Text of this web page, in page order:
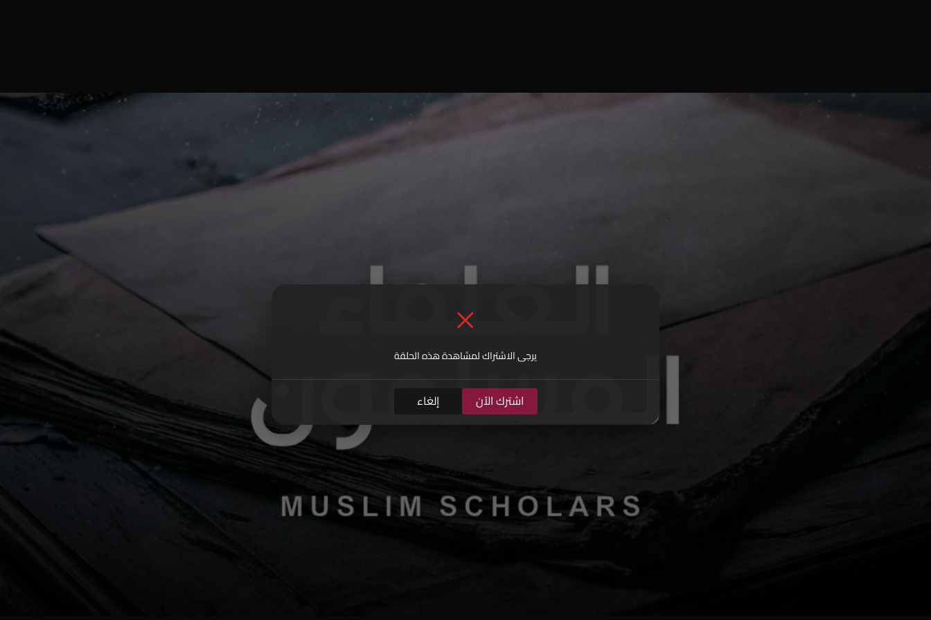
يرجى الاشتراك لمشاهدة هذه الحلقة
اشترك الآن إلغاء